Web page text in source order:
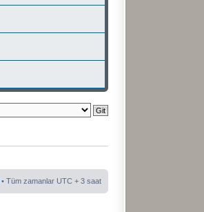
• Tüm zamanlar UTC + 3 saat